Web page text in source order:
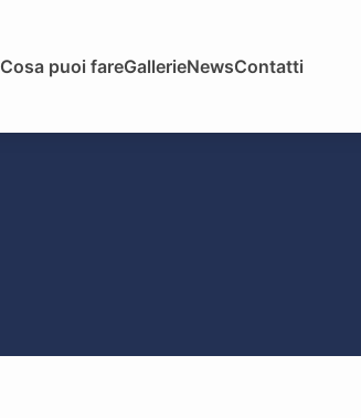
Cosa puoi fareGallerieNewsContatti